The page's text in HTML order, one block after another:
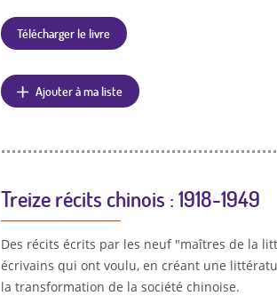
Télécharger le livre
Ajouter à ma liste
Treize récits chinois : 1918-1949
Des récits écrits par les neuf "maîtres de la
écrivains qui ont voulu, en créant une
la transformation de la société chinoise.